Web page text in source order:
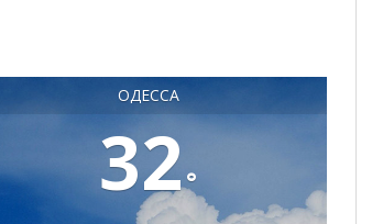
ОДЕССА
32°